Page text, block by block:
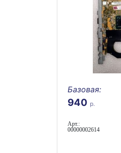
Базовая:
940 р.
Арт.:
00000002614